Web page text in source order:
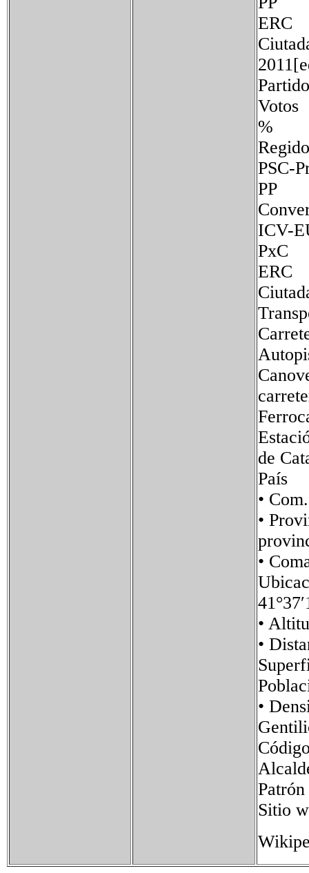
Partido
Votos
%
PSC-
PP
de
País
•
•
•
•
•
•
Sitio